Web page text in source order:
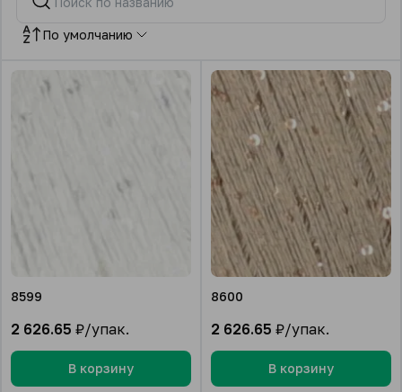
По умолчанию
8599
2 626.65 ₽/упак.
В корзину
8600
2 626.65 ₽/упак.
В корзину